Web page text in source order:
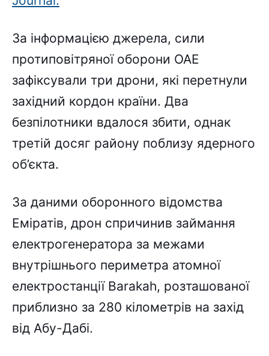
За інформацією джерела, сили
протиповітряної оборони ОАЕ
зафіксували три дрони, які перетнули
західний кордон країни. Два
безпілотники вдалося збити, однак
третій досяг району поблизу ядерного
об’єкта.
За даними оборонного відомства
Еміратів, дрон спричинив займання
електрогенератора за межами
внутрішнього периметра атомної
електростанції Barakah, розташованої
приблизно за 280 кілометрів на захід
від Абу-Дабі.